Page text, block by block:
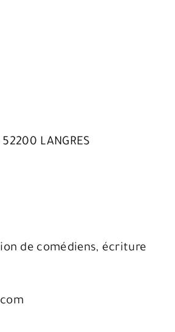
LANGRES
de comédiens, écriture